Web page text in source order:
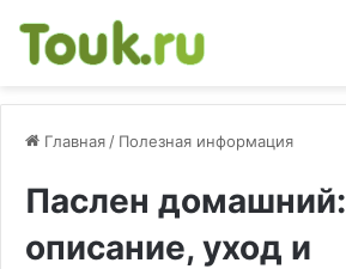
Главная / Полезная информация
Паслен домашний:
описание, уход и